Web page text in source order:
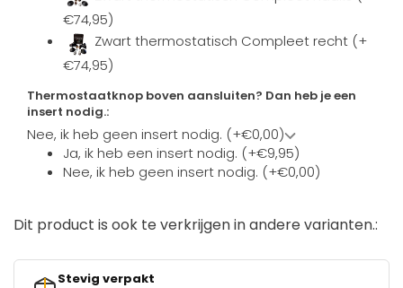
€74,95)
Zwart thermostatisch Compleet recht (+
€74,95)
Thermostaatknop boven aansluiten? Dan heb je een
insert nodig.:
Nee, ik heb geen insert nodig. (+€0,00)
Ja, ik heb een insert nodig. (+€9,95)
Nee, ik heb geen insert nodig. (+€0,00)
Dit product is ook te verkrijgen in andere varianten.:
Stevig verpakt